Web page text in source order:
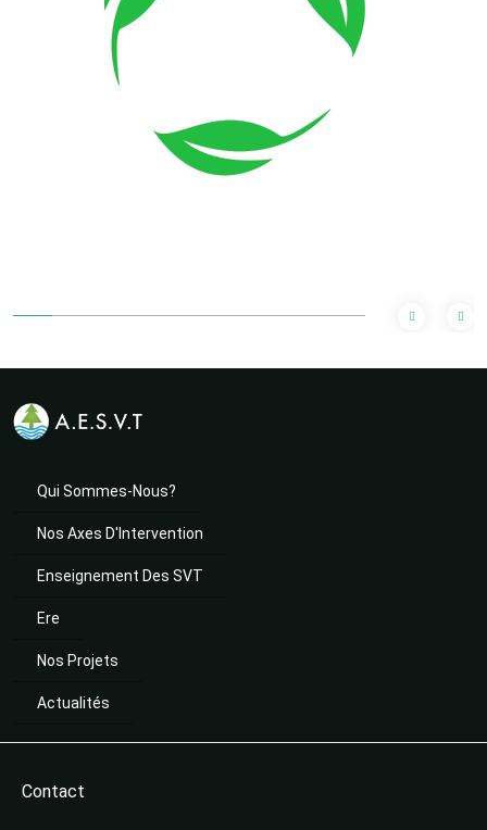
Contact
Qui Sommes-Nous?
Nos Axes D'Intervention
Enseignement Des SVT
Ere
Nos Projets
Actualités